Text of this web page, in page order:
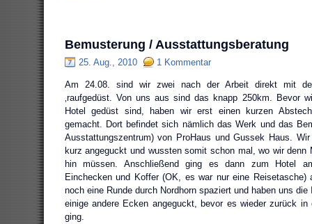
Bemusterung / Ausstattungsberatung
25. Aug., 2010 1 Kommentar
Am 24.08. sind wir zwei nach der Arbeit direkt mit
‚raufgedüst. Von uns aus sind das knapp 250km. Bevor
Hotel gedüst sind, haben wir erst einen kurzen
gemacht. Dort befindet sich nämlich das Werk und das
Ausstattungszentrum) von ProHaus und Gussek Haus.
kurz angeguckt und wussten somit schon mal, wo wir denn
hin müssen. Anschließend ging es dann zum Hotel
Einchecken und Koffer (OK, es war nur eine Reisetasche)
noch eine Runde durch Nordhorn spaziert und haben uns
einige andere Ecken angeguckt, bevor es wieder zurück
ging.